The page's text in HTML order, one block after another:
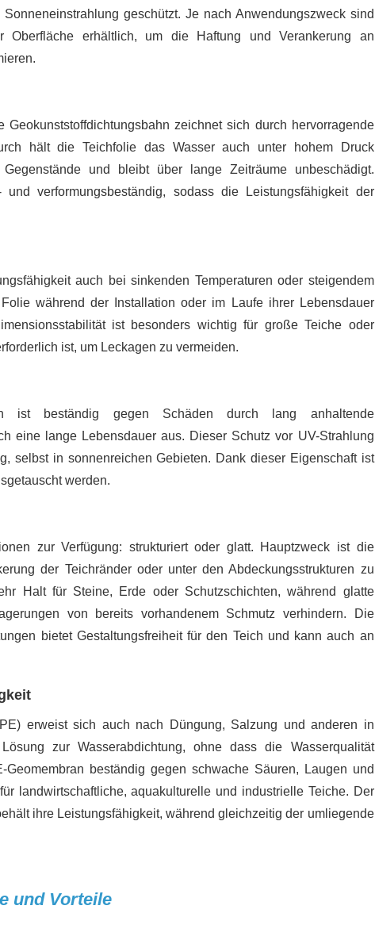
geschützt. Je nach Anwendungszweck sind
Oberfläche erhältlich, um die Haftung und Verankerung an
zeichnet sich durch hervorragende
hält die Teichfolie das Wasser auch unter hohem Druck
und bleibt über lange Zeiträume unbeschädigt.
verformungsbeständig, sodass die Leistungsfähigkeit der
auch bei sinkenden Temperaturen oder steigendem
während der Installation oder im Laufe ihrer Lebensdauer
ist besonders wichtig für große Teiche oder
ist, um Leckagen zu vermeiden.
ist beständig gegen Schäden durch lang anhaltende
eine lange Lebensdauer aus. Dieser Schutz vor UV-Strahlung
selbst in sonnenreichen Gebieten. Dank dieser Eigenschaft ist
werden.
zur Verfügung: strukturiert oder glatt. Hauptzweck ist die
der Teichränder oder unter den Abdeckungsstrukturen zu
Halt für Steine, Erde oder Schutzschichten, während glatte
von bereits vorhandenem Schmutz verhindern. Die
bietet Gestaltungsfreiheit für den Teich und kann auch an
erweist sich auch nach Düngung, Salzung und anderen in
zur Wasserabdichtung, ohne dass die Wasserqualität
beständig gegen schwache Säuren, Laugen und
landwirtschaftliche, aquakulturelle und industrielle Teiche. Der
ihre Leistungsfähigkeit, während gleichzeitig der umliegende
und Vorteile